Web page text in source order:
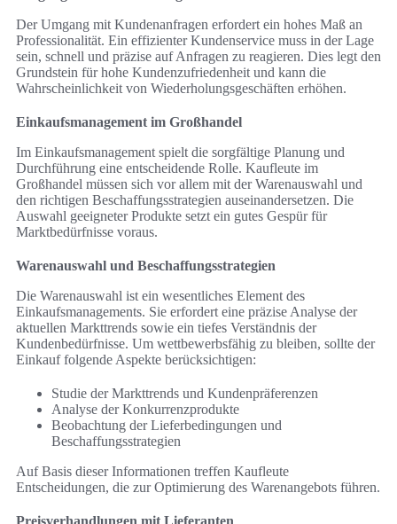
Der Umgang mit Kundenanfragen erfordert ein hohes Maß an
Professionalität. Ein effizienter Kundenservice muss in der Lage
sein, schnell und präzise auf Anfragen zu reagieren. Dies legt den
Grundstein für hohe Kundenzufriedenheit und kann die
Wahrscheinlichkeit von Wiederholungsgeschäften erhöhen.
Einkaufsmanagement im Großhandel
Im Einkaufsmanagement spielt die sorgfältige Planung und
Durchführung eine entscheidende Rolle. Kaufleute im
Großhandel müssen sich vor allem mit der Warenauswahl und
den richtigen Beschaffungsstrategien auseinandersetzen. Die
Auswahl geeigneter Produkte setzt ein gutes Gespür für
Marktbedürfnisse voraus.
Warenauswahl und Beschaffungsstrategien
Die Warenauswahl ist ein wesentliches Element des
Einkaufsmanagements. Sie erfordert eine präzise Analyse der
aktuellen Markttrends sowie ein tiefes Verständnis der
Kundenbedürfnisse. Um wettbewerbsfähig zu bleiben, sollte der
Einkauf folgende Aspekte berücksichtigen:
Studie der Markttrends und Kundenpräferenzen
Analyse der Konkurrenzprodukte
Beobachtung der Lieferbedingungen und
Beschaffungsstrategien
Auf Basis dieser Informationen treffen Kaufleute
Entscheidungen, die zur Optimierung des Warenangebots führen.